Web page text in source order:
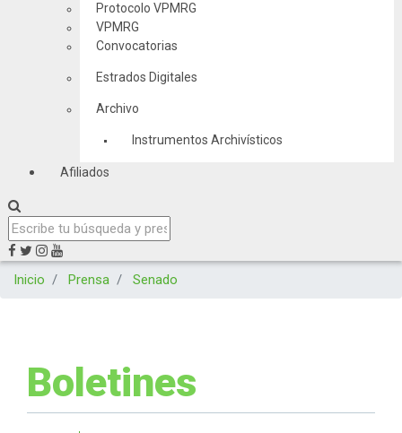
Protocolo VPMRG
VPMRG
Convocatorias
Estrados Digitales
Archivo
Instrumentos Archivísticos
Afiliados
Inicio Prensa Senado
Boletines